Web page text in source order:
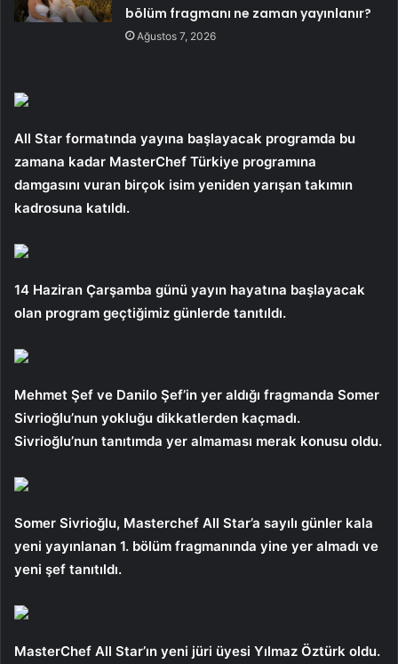
bölüm fragmanı ne zaman yayınlanır?
Ağustos 7, 2026
All Star formatında yayına başlayacak programda bu
zamana kadar MasterChef Türkiye programına
damgasını vuran birçok isim yeniden yarışan takımın
kadrosuna katıldı.
14 Haziran Çarşamba günü yayın hayatına başlayacak
olan program geçtiğimiz günlerde tanıtıldı.
Mehmet Şef ve Danilo Şef’in yer aldığı fragmanda Somer
Sivrioğlu’nun yokluğu dikkatlerden kaçmadı.
Sivrioğlu’nun tanıtımda yer almaması merak konusu oldu.
Somer Sivrioğlu, Masterchef All Star’a sayılı günler kala
yeni yayınlanan 1. bölüm fragmanında yine yer almadı ve
yeni şef tanıtıldı.
MasterChef All Star’ın yeni jüri üyesi Yılmaz Öztürk oldu.